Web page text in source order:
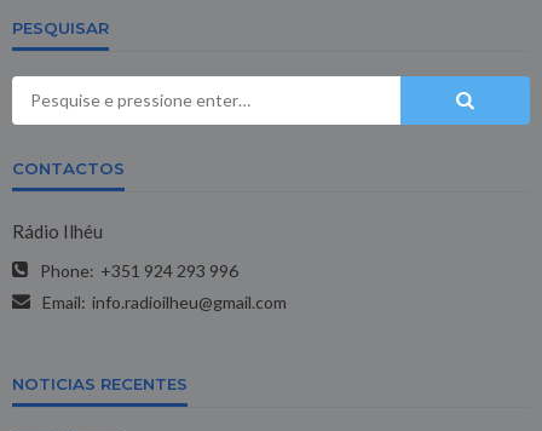
PESQUISAR
CONTACTOS
Rádio Ilhéu
Phone: +351 924 293 996
Email: info.radioilheu@gmail.com
NOTICIAS RECENTES